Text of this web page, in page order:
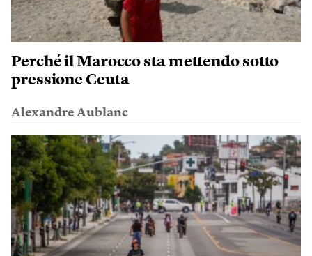
Perché il Marocco sta mettendo sotto
pressione Ceuta
Alexandre Aublanc